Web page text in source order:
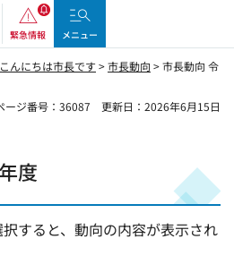
緊急情報 メニュー
こんにちは市長です>市長動向 > 市長動向 令
ージ番号：36087
更新日：2026年6月15日
度
すると、動向の内容が表示され